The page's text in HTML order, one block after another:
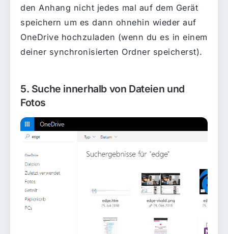
den Anhang nicht jedes mal auf dem Gerät
speichern um es dann ohnehin wieder auf
OneDrive hochzuladen (wenn du es in einem
deiner synchronisierten Ordner speicherst).
5. Suche innerhalb von Dateien und
Fotos